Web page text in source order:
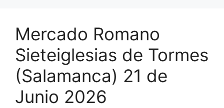
Mercado Romano
Sieteiglesias de Tormes
(Salamanca) 21 de
Junio 2026